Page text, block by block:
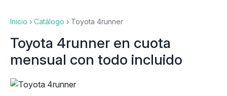
Inicio › Catálogo › Toyota 4runner
Toyota 4runner en cuota
mensual con todo incluido